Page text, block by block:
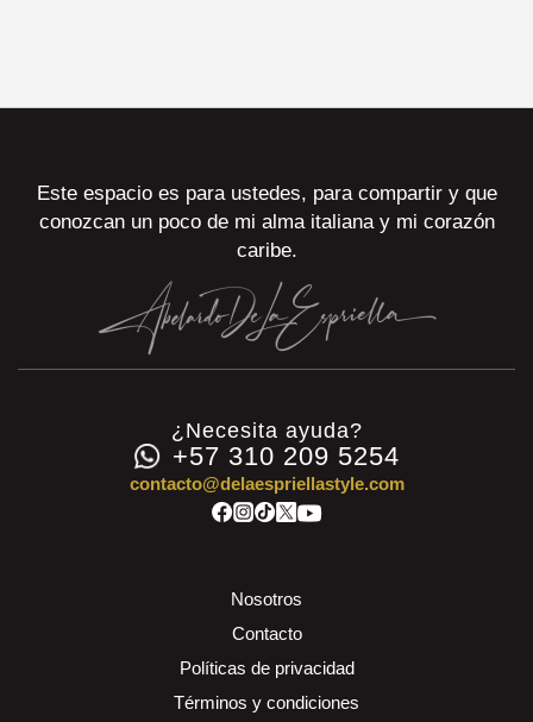
Este espacio es para ustedes, para compartir y que
conozcan un poco de mi alma italiana y mi corazón
caribe.
¿Necesita ayuda?
+57 310 209 5254
contacto@delaespriellastyle.com
Nosotros
Contacto
Políticas de privacidad
Términos y condiciones